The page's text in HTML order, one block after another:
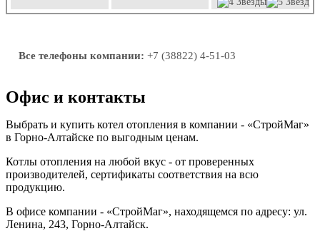
Все телефоны компании: +7 (38822) 4-51-03
Офис и контакты
Выбрать и купить котел отопления в компании - «СтройМаг»
в Горно-Алтайске по выгодным ценам.
Котлы отопления на любой вкус - от проверенных
производителей, сертификаты соответствия на всю
продукцию.
В офисе компании - «СтройМаг», находящемся по адресу: ул.
Ленина, 243, Горно-Алтайск.